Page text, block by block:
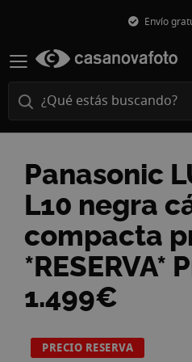
Panasonic
L10 negra
compacta
*RESERVA*
1.499€
Saltar
al PRECIO RESERVA